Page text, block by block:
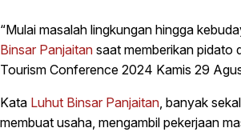
“Mulai masalah lingkungan hingga
Binsar Panjaitan saat memberikan pidato
Tourism Conference 2024 Kamis 29
Kata Luhut Binsar Panjaitan , banyak
membuat usaha, mengambil pekerjaan